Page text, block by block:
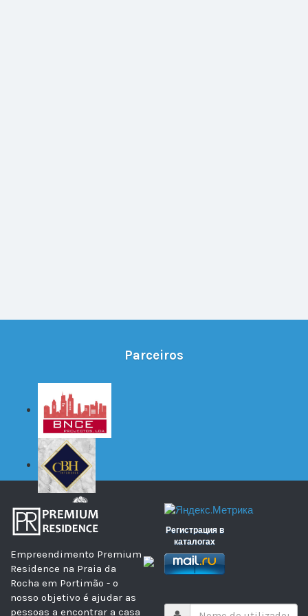
Parceiros
Empreendimento Premium
Residence na Praia da
Rocha em Portimão - o
nosso objetivo é ajudar as
pessoas a encontrar a casa
Регистрация в
каталогах